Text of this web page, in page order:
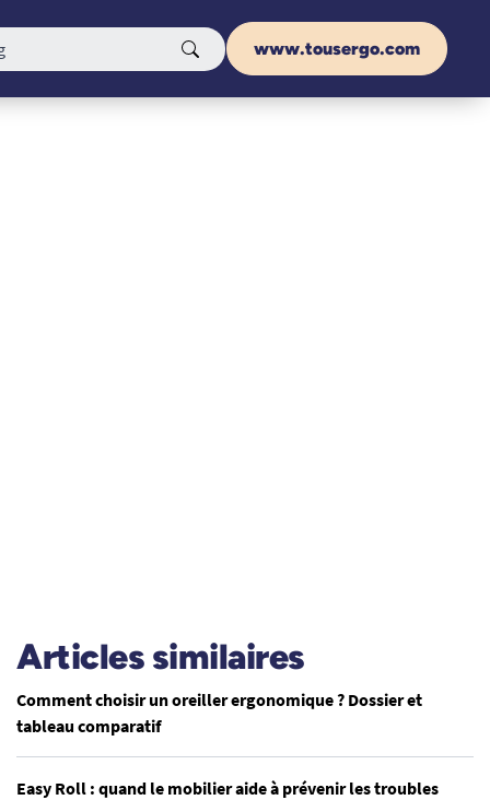
www.tousergo.com
Articles similaires
Comment choisir un oreiller ergonomique ? Dossier et
tableau comparatif
Easy Roll : quand le mobilier aide à prévenir les troubles